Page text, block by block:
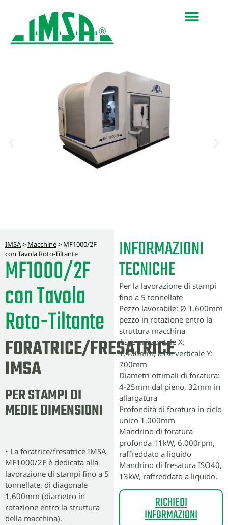
IMSA> Macchine> MF1000/2F
con Tavola Roto-Tiltante
MF1000/2F
con Tavola
Roto-Tiltante
FORATRICE/FRESATRICE
IMSA
PER STAMPI DI
MEDIE DIMENSIONI
• La foratrice/fresatrice IMSA
MF1000/2F è dedicata alla
lavorazione di stampi fino a 5
tonnellate, di diagonale
1.600mm (diametro in
rotazione entro la struttura
della macchina).
INFORMAZIONI
TECNICHE
Per la lavorazione di stampi
fino a 5 tonnellate
Pezzo lavorabile: Ø 1.600mm
pezzo in rotazione entro la
struttura macchina
Asse orizzontale X:
1.400mm, asse verticale Y:
700mm
Diametri ottimali di foratura:
4-25mm dal pieno, 32mm in
allargatura
Profondità di foratura in ciclo
unico 1.000mm
Mandrino di foratura
profonda 11kW, 6.000rpm,
raffreddato a liquido
Mandrino di fresatura ISO40,
13kW, raffreddato a liquido.
RICHIEDI
INFORMAZIONI